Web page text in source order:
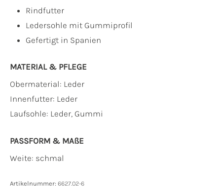
Rindfutter
Ledersohle mit Gummiprofil
Gefertigt in Spanien
MATERIAL & PFLEGE
Obermaterial: Leder
Innenfutter: Leder
Laufsohle: Leder, Gummi
PASSFORM & MAẞE
Weite: schmal
Artikelnummer: 6627.02-6